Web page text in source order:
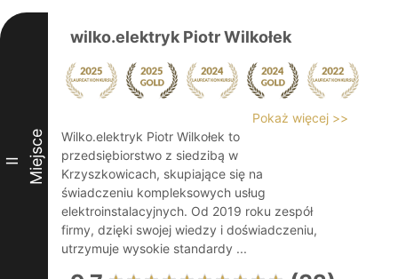
II Miejsce
wilko.elektryk Piotr Wilkołek
Pokaż więcej >>
Wilko.elektryk Piotr Wilkołek to
przedsiębiorstwo z siedzibą w
Krzyszkowicach, skupiające się na
świadczeniu kompleksowych usług
elektroinstalacyjnych. Od 2019 roku zespół
firmy, dzięki swojej wiedzy i doświadczeniu,
utrzymuje wysokie standardy ...